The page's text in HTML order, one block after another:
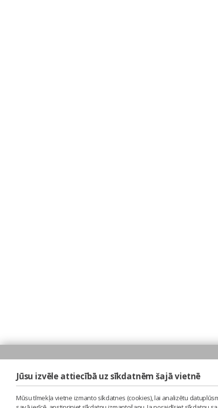
Jūsu izvēle attiecībā uz sīkdatnēm šajā vietnē
Mūsu tīmekļa vietne izmanto sīkdatnes (cookies), lai analizētu